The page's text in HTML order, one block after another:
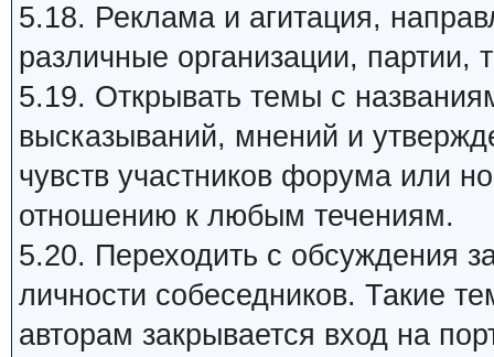
5.18. Реклама и агитация,
различные организации, партии,
5.19. Открывать темы с
высказываний, мнений и
чувств участников форума или
отношению к любым течениям.
5.20. Переходить с обсуждения
личности собеседников. Такие
авторам закрывается вход на